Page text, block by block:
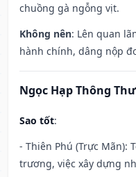
chuồng gà ngỗng vịt.
Không nên: Lên quan
hành chính, dâng nộp
Ngọc Hạp Thông Thư
Sao tốt:
- Thiên Phú (Trực Mãn):
trương, việc xây dựng